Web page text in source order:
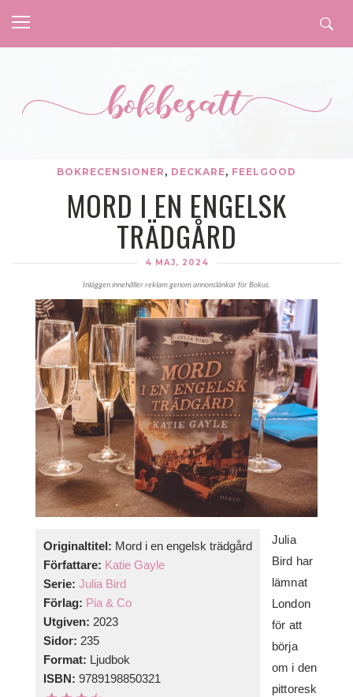
BOKRECENSIONER , DECKARE, FEELGOOD
MORD I EN ENGELSK
TRÄDGÅRD
4 MAJ, 2024
Inläggen innehåller reklam genom annonslänkar för Bokus.
Originaltitel: Mord i en engelsk trädgård
Författare: Katie Gayle
Serie: Julia Bird
Förlag: Pia & Co
Utgiven: 2023
Sidor: 235
Format: Ljudbok
ISBN: 9789198850321
Julia
Bird har
lämnat
London
för att
börja
om i den
pittoresk